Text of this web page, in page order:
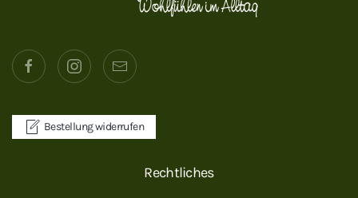
Bestellung widerrufen
Rechtliches